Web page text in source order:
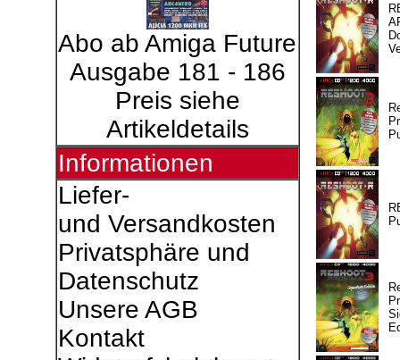
Abo ab Amiga Future
Ausgabe 181 - 186
Preis siehe
Artikeldetails
Informationen
Liefer-
und Versandkosten
Privatsphäre und
Datenschutz
Unsere AGB
Kontakt